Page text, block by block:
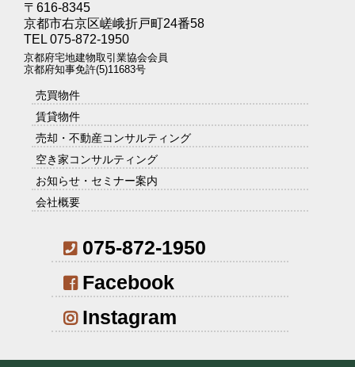
〒616-8345
京都市右京区嵯峨折戸町24番58
TEL 075-872-1950
京都府宅地建物取引業協会会員
京都府知事免許(5)11683号
売買物件
賃貸物件
売却・不動産コンサルティング
空き家コンサルティング
お知らせ・セミナー案内
会社概要
075-872-1950
Facebook
Instagram